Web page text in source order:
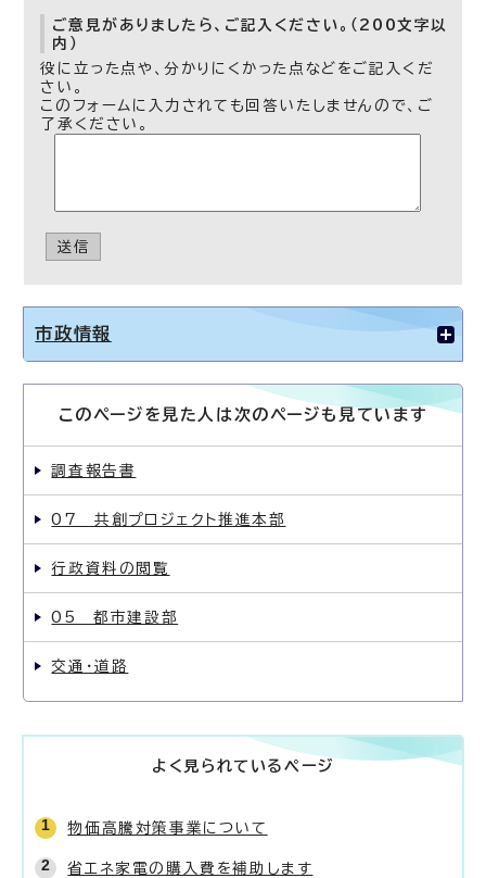
ご意見がありましたら、ご記入ください。（200文字以
内）
役に立った点や、分かりにくかった点などをご記入くだ
さい。
このフォームに入力されても回答いたしませんので、ご
了承ください。
送信
市政情報
このページを見た人は次のページも見ています
調査報告書
07 共創プロジェクト推進本部
行政資料の閲覧
05 都市建設部
交通・道路
よく見られているページ
物価高騰対策事業について
省エネ家電の購入費を補助します